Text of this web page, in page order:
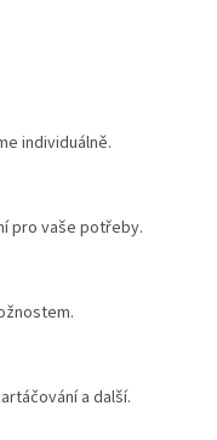
individuálně.
pro vaše potřeby.
a další.